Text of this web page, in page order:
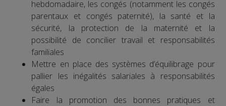
hebdomadaire, les congés (notamment les congés
parentaux et congés paternité), la santé et la
sécurité, la protection de la maternité et la
possibilité de concilier travail et responsabilités
familiales
Mettre en place des systèmes d’équilibrage pour
pallier les inégalités salariales à responsabilités
égales
Faire la promotion des bonnes pratiques et